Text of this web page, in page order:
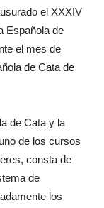
el XXXIV
Española de
el mes de
de Cata de
de Cata y la
de los cursos
consta de
de
los